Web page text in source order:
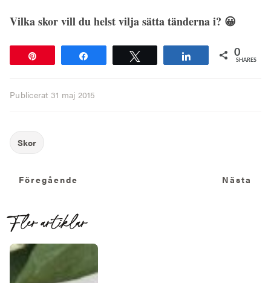
Vilka skor vill du helst vilja sätta tänderna i? 😀
Share 0
SHARES
Publicerat 31 maj 2015
Föregående
Föregående Nästa
Fler artiklar